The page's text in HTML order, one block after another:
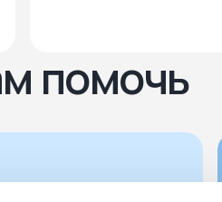
помочь